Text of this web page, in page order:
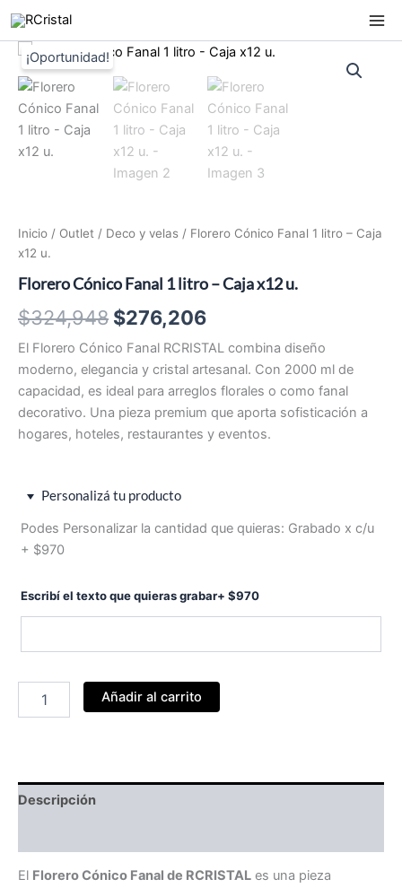
contenido
Inicio / Outlet / Deco y velas / Florero Cónico Fanal 1 litro – Caja
x12 u.
Florero Cónico Fanal 1 litro – Caja x12 u.
$324,948 El
precio
original
era:
$324,948.
$276,206El
precio
actual
es:
$276,206.
El Florero Cónico Fanal RCRISTAL combina diseño
moderno, elegancia y cristal artesanal. Con 2000 ml de
capacidad, es ideal para arreglos florales o como fanal
decorativo. Una pieza premium que aporta sofisticación a
hogares, hoteles, restaurantes y eventos.
Personalizá tu producto
Podes Personalizar la cantidad que quieras: Grabado x c/u
+ $970
Escribí el texto que quieras grabar+ $970
Cónico
-
Caja
cantidad
Añadir al carrito
Descripción
El Florero Cónico Fanal de RCRISTAL es una pieza